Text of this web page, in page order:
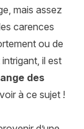
mais assez
carences
ou de
il est
des
à ce sujet !